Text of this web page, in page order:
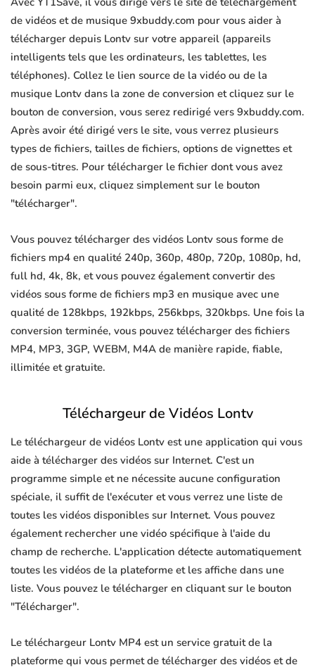
de vidéos et de musique 9xbuddy.com pour vous aider à
télécharger depuis Lontv sur votre appareil (appareils
intelligents tels que les ordinateurs, les tablettes, les
téléphones). Collez le lien source de la vidéo ou de la
musique Lontv dans la zone de conversion et cliquez sur le
bouton de conversion, vous serez redirigé vers 9xbuddy.com.
Après avoir été dirigé vers le site, vous verrez plusieurs
types de fichiers, tailles de fichiers, options de vignettes et
de sous-titres. Pour télécharger le fichier dont vous avez
besoin parmi eux, cliquez simplement sur le bouton
"télécharger".
Vous pouvez télécharger des vidéos Lontv sous forme de
fichiers mp4 en qualité 240p, 360p, 480p, 720p, 1080p, hd,
full hd, 4k, 8k, et vous pouvez également convertir des
vidéos sous forme de fichiers mp3 en musique avec une
qualité de 128kbps, 192kbps, 256kbps, 320kbps. Une fois la
conversion terminée, vous pouvez télécharger des fichiers
MP4, MP3, 3GP, WEBM, M4A de manière rapide, fiable,
illimitée et gratuite.
Téléchargeur de Vidéos Lontv
Le téléchargeur de vidéos Lontv est une application qui vous
aide à télécharger des vidéos sur Internet. C'est un
programme simple et ne nécessite aucune configuration
spéciale, il suffit de l'exécuter et vous verrez une liste de
toutes les vidéos disponibles sur Internet. Vous pouvez
également rechercher une vidéo spécifique à l'aide du
champ de recherche. L'application détecte automatiquement
toutes les vidéos de la plateforme et les affiche dans une
liste. Vous pouvez le télécharger en cliquant sur le bouton
"Télécharger".
Le téléchargeur Lontv MP4 est un service gratuit de la
plateforme qui vous permet de télécharger des vidéos et de